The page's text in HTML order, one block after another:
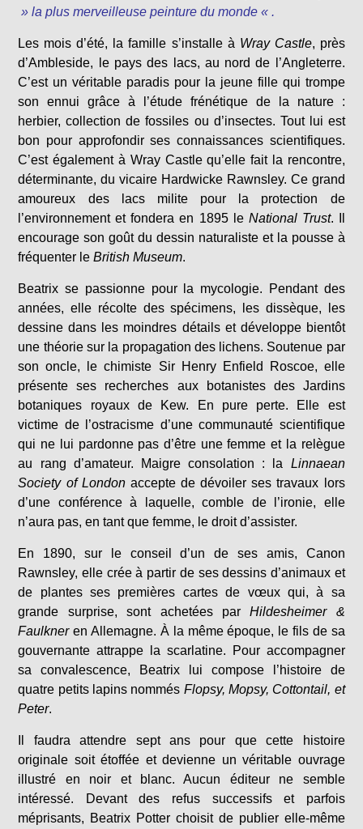
» la plus merveilleuse peinture du monde « .
Les mois d’été, la famille s’installe à Wray Castle, près
d’Ambleside, le pays des lacs, au nord de l’Angleterre.
C’est un véritable paradis pour la jeune fille qui trompe
son ennui grâce à l’étude frénétique de la nature :
herbier, collection de fossiles ou d’insectes. Tout lui est
bon pour approfondir ses connaissances scientifiques.
C’est également à Wray Castle qu’elle fait la rencontre,
déterminante, du vicaire Hardwicke Rawnsley. Ce grand
amoureux des lacs milite pour la protection de
l’environnement et fondera en 1895 le National Trust. Il
encourage son goût du dessin naturaliste et la pousse à
fréquenter leBritish Museum.
Beatrix se passionne pour la mycologie. Pendant des
années, elle récolte des spécimens, les dissèque, les
dessine dans les moindres détails et développe bientôt
une théorie sur la propagation des lichens. Soutenue par
son oncle, le chimiste Sir Henry Enfield Roscoe, elle
présente ses recherches aux botanistes des Jardins
botaniques royaux de Kew. En pure perte. Elle est
victime de l’ostracisme d’une communauté scientifique
qui ne lui pardonne pas d’être une femme et la relègue
au rang d’amateur. Maigre consolation : la Linnaean
Society of Londonaccepte de dévoiler ses travaux lors
d’une conférence à laquelle, comble de l’ironie, elle
n’aura pas, en tant que femme, le droit d’assister.
En 1890, sur le conseil d’un de ses amis, Canon
Rawnsley, elle crée à partir de ses dessins d’animaux et
de plantes ses premières cartes de vœux qui, à sa
grande surprise, sont achetées parHildesheimer &
Faulkneren Allemagne. À la même époque, le fils de sa
gouvernante attrappe la scarlatine. Pour accompagner
sa convalescence, Beatrix lui compose l’histoire de
quatre petits lapins nommés Flopsy, Mopsy, Cottontail, et
Peter.
Il faudra attendre sept ans pour que cette histoire
originale soit étoffée et devienne un véritable ouvrage
illustré en noir et blanc. Aucun éditeur ne semble
intéressé. Devant des refus successifs et parfois
méprisants, Beatrix Potter choisit de publier elle-même